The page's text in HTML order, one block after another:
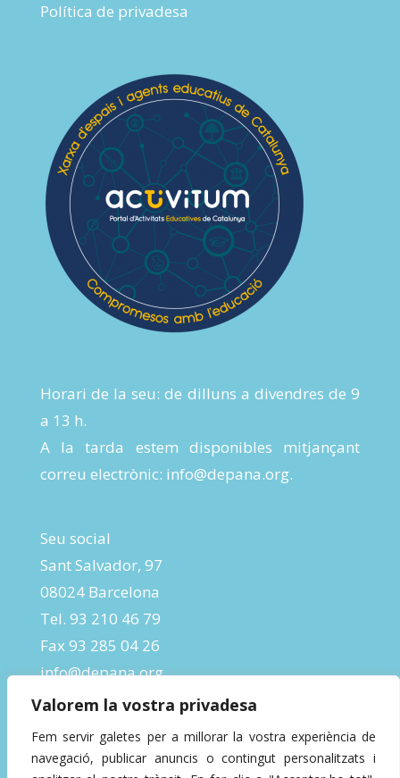
Valorem la vostra privadesa
Fem servir galetes per a millorar la vostra experiència de
navegació, publicar anuncis o contingut personalitzats i
Política de privadesa
Horari de la seu: de dilluns a divendres de 9
a 13 h.
A la tarda estem disponibles mitjançant
correu electrònic: info@depana.org.
Seu social
Sant Salvador, 97
08024 Barcelona
Tel. 93 210 46 79
Fax 93 285 04 26
info@depana.org